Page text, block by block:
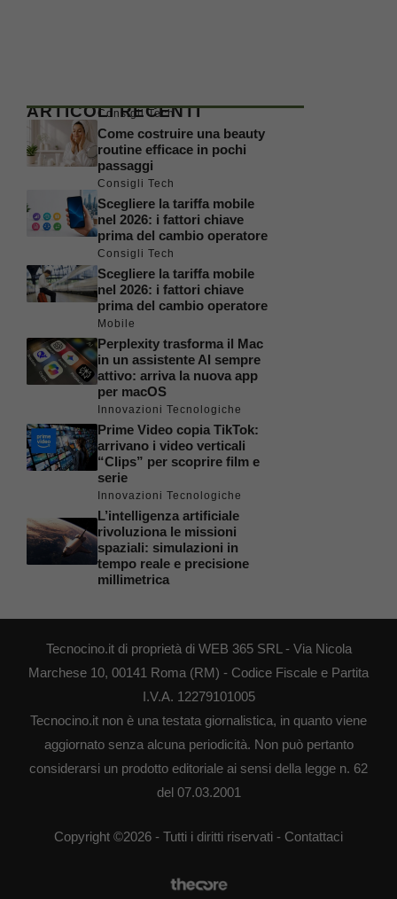
ARTICOLI RECENTI
Consigli Tech
Come costruire una beauty
routine efficace in pochi
passaggi
Consigli Tech
Scegliere la tariffa mobile
nel 2026: i fattori chiave
prima del cambio operatore
Consigli Tech
Scegliere la tariffa mobile
nel 2026: i fattori chiave
prima del cambio operatore
Mobile
Perplexity trasforma il Mac
in un assistente AI sempre
attivo: arriva la nuova app
per macOS
Innovazioni Tecnologiche
Prime Video copia TikTok:
arrivano i video verticali
“Clips” per scoprire film e
serie
Innovazioni Tecnologiche
L’intelligenza artificiale
rivoluziona le missioni
spaziali: simulazioni in
tempo reale e precisione
millimetrica
Tecnocino.it di proprietà di WEB 365 SRL - Via Nicola
Marchese 10, 00141 Roma (RM) - Codice Fiscale e Partita
I.V.A. 12279101005
Tecnocino.it non è una testata giornalistica, in quanto viene
aggiornato senza alcuna periodicità. Non può pertanto
considerarsi un prodotto editoriale ai sensi della legge n. 62
del 07.03.2001
Copyright ©2026 - Tutti i diritti riservati - Contattaci